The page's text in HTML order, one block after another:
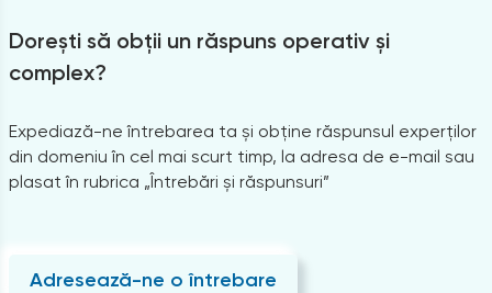
Dorești să obții un răspuns operativ și
complex?
Expediază-ne întrebarea ta și obține răspunsul experților
din domeniu în cel mai scurt timp, la adresa de e-mail sau
plasat în rubrica „Întrebări și răspunsuri”
Adresează-ne o întrebare